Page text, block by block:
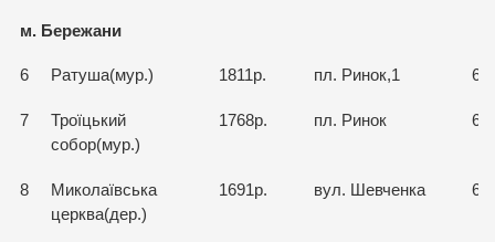
м. Бережани
6 Ратуша(мур.) 1811р. пл. Ринок,1
7
Троїцький
собор(мур.)
1768р. пл. Ринок
8
Миколаївська
церква(дер.)
1691р. вул. Шевченка